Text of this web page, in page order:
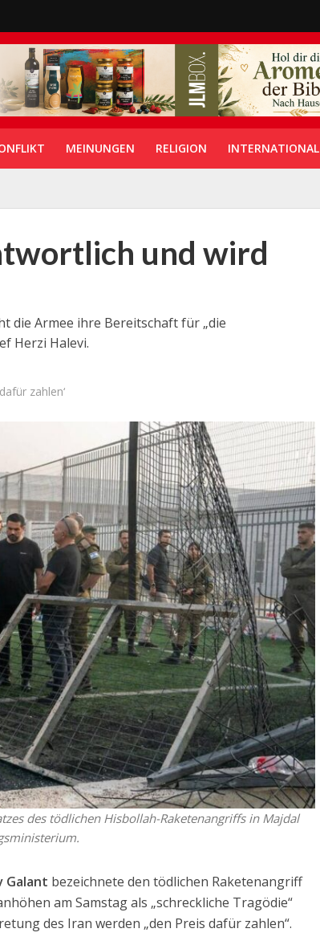
MEINUNGEN RELIGION INTERNATIONAL
und wird
die Armee ihre Bereitschaft für „die
Herzi Halevi.
zahlen‘
des tödlichen Hisbollah-Raketenangriffs in Majdal
Galant bezeichnete den tödlichen Raketenangriff
am Samstag als „schreckliche Tragödie“
des Iran werden „den Preis dafür zahlen“.
ist
Israel
Jenseits des Schlachtfelds:
Israelische Initiativen helfen
Soldaten beim Übergang ins zivile
Leben